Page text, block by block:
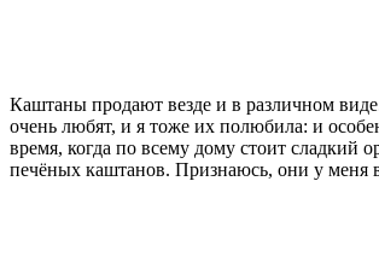
Каштаны продают везде и в различном
очень любят, и я тоже их полюбила: и
время, когда по всему дому стоит сладкий
печёных каштанов. Признаюсь, они у меня